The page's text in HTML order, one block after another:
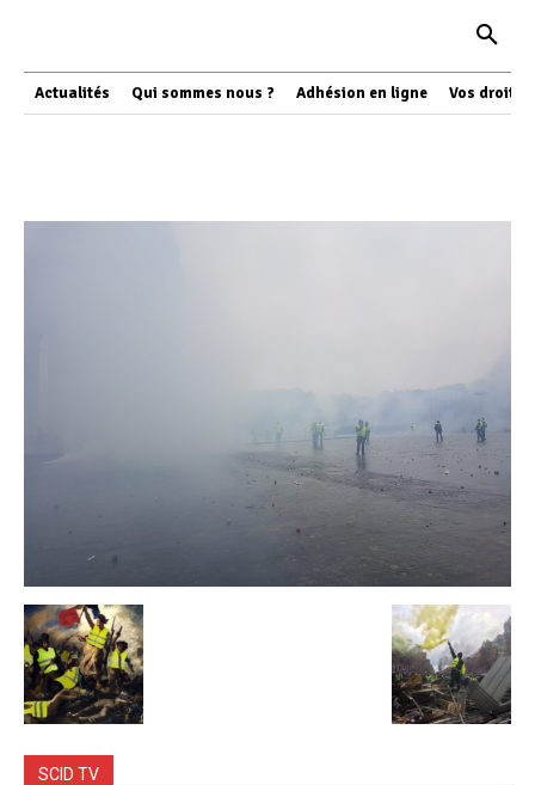
Actualités Qui sommes nous ? Adhésion en ligne Vos droits
SCID TV